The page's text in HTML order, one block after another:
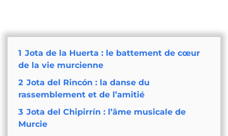
1 Jota de la Huerta : le battement de cœur
de la vie murcienne
2 Jota del Rincón : la danse du
rassemblement et de l’amitié
3 Jota del Chipirrín : l’âme musicale de
Murcie